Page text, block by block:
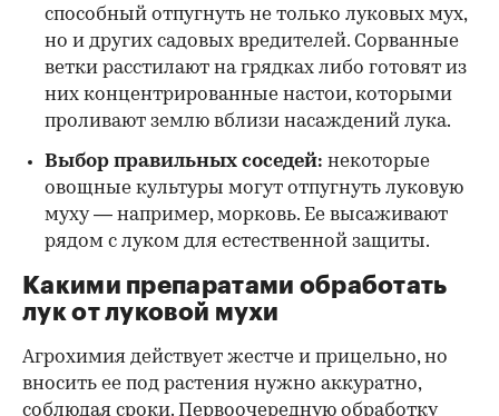
способный отпугнуть не только луковых мух,
но и других садовых вредителей. Сорванные
ветки расстилают на грядках либо готовят из
них концентрированные настои, которыми
проливают землю вблизи насаждений лука.
Выбор правильных соседей: некоторые
овощные культуры могут отпугнуть луковую
муху — например, морковь. Ее высаживают
рядом с луком для естественной защиты.
Какими препаратами обработать
лук от луковой мухи
Агрохимия действует жестче и прицельно, но
вносить ее под растения нужно аккуратно,
соблюдая сроки. Первоочередную обработку